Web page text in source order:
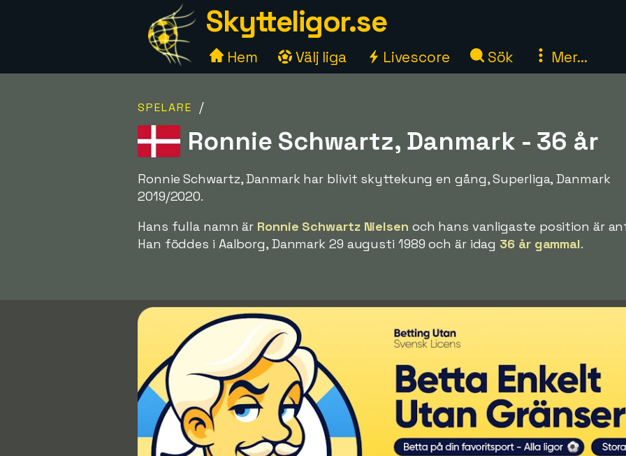
Skytteligor.se
Hem Välj liga Livescore Sök Mer...
SPELARE /
Ronnie Schwartz, Danmark - 36 år
Ronnie Schwartz, Danmark har blivit skyttekung en gång, Superliga, Danmark
2019/2020.
Hans fulla namn är Ronnie Schwartz Nielsen och hans vanligaste position är
Han föddes i Aalborg, Danmark 29 augusti 1989 och är idag 36 år gammal.